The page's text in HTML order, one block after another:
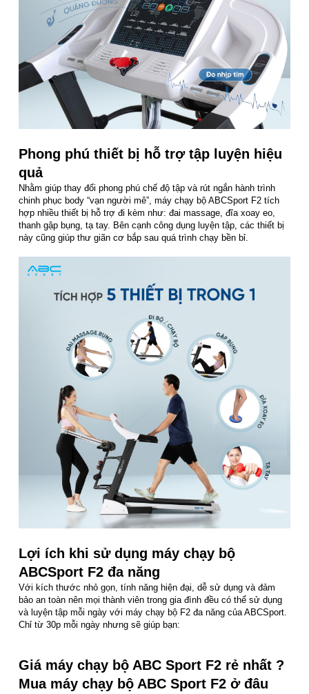
Phong phú thiết bị hỗ trợ tập luyện hiệu
quả
Nhằm giúp thay đổi phong phú chế độ tập và rút ngắn hành trình
chinh phục body “vạn người mê”, máy chạy bộ ABCSport F2 tích
hợp nhiều thiết bị hỗ trợ đi kèm như: đai massage, đĩa xoay eo,
thanh gập bụng, tạ tay. Bên cạnh công dụng luyện tập, các thiết bị
này cũng giúp thư giãn cơ bắp sau quá trình chạy bền bỉ.
Lợi ích khi sử dụng máy chạy bộ
ABCSport F2 đa năng
Với kích thước nhỏ gọn, tính năng hiện đại, dễ sử dụng và đảm
bảo an toàn nên mọi thành viên trong gia đình đều có thể sử dụng
và luyện tập mỗi ngày với máy chạy bộ F2 đa năng của ABCSport.
Chỉ từ 30p mỗi ngày nhưng sẽ giúp bạn:
Giá máy chạy bộ ABC Sport F2 rẻ nhất ?
Mua máy chạy bộ ABC Sport F2 ở đâu